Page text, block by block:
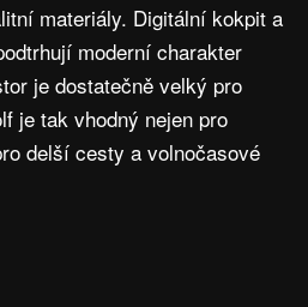
materiály. Digitální kokpit a
moderní charakter
je dostatečně velký pro
je tak vhodný nejen pro
delší cesty a volnočasové